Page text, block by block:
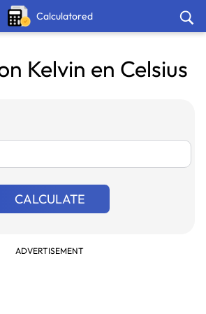
Calculatored
Kelvin en Celsius
CALCULATE
ADVERTISEMENT